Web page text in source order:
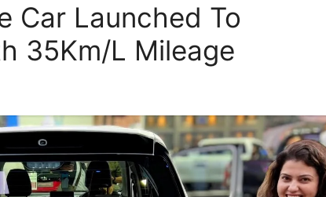
Car Launched To
35Km/L Mileage